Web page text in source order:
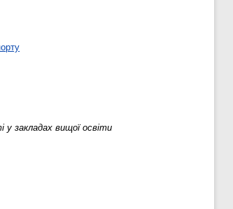
у закладах вищої освіти